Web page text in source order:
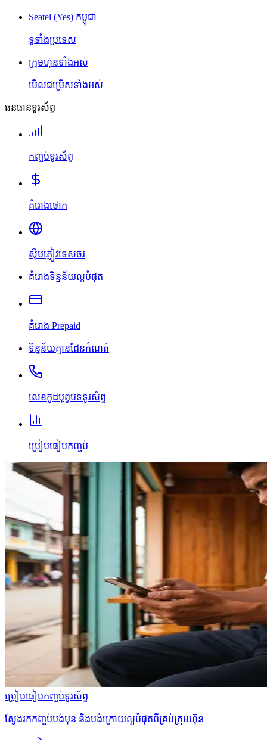
Seatel (Yes) កម្ពុជា
ទូទាំងប្រទេស
ក្រុមហ៊ុនទាំងអស់
មើលជម្រើសទាំងអស់
ធនធានទូរស័ព្ទ
កញ្ចប់ទូរស័ព្ទ
គំរោងថោក
ស៊ីមភ្ញៀវទេសចរ
គំរោងទិន្នន័យល្អបំផុត
គំរោង Prepaid
ទិន្នន័យគ្មានដែនកំណត់
លេខកូដបុព្វបទទូរស័ព្ទ
ប្រៀបធៀបកញ្ចប់
ប្រៀបធៀបកញ្ចប់ទូរស័ព្ទ
ស្វែងរកកញ្ចប់បង់មុន និងបង់ក្រោយល្អបំផុតពីគ្រប់ក្រុមហ៊ុន